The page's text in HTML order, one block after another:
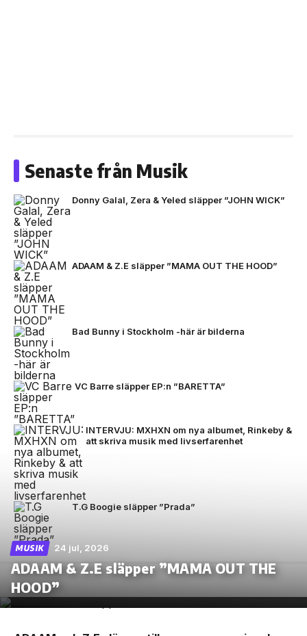
Senaste från Musik
Donny Galal, Zera & Yeled släpper ”JOHN WICK”
ADAAM & Z.E släpper ”MAMA OUT THE HOOD”
Bad Bunny i Stockholm -här är bilderna
VC Barre släpper EP:n ”BARETTA”
INTERVJU: MXHXN om nya albumet, Rinkeby &
att skriva musik med livserfarenhet
T.G Boogie släpper ”Prada”
MUSIK 24 jul, 2026
ADAAM & Z.E släpper ”MAMA OUT THE
HOOD”